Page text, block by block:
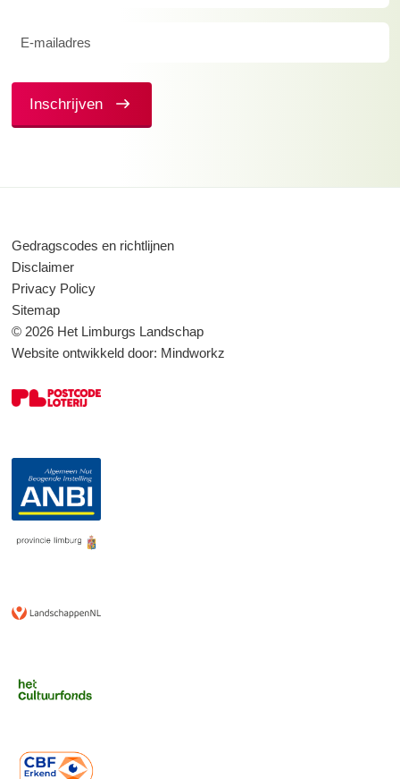
(Vereist)
Inschrijven
Gedragscodes en richtlijnen
Disclaimer
Privacy Policy
Sitemap
© 2026 Het Limburgs Landschap
Website ontwikkeld door: Mindworkz